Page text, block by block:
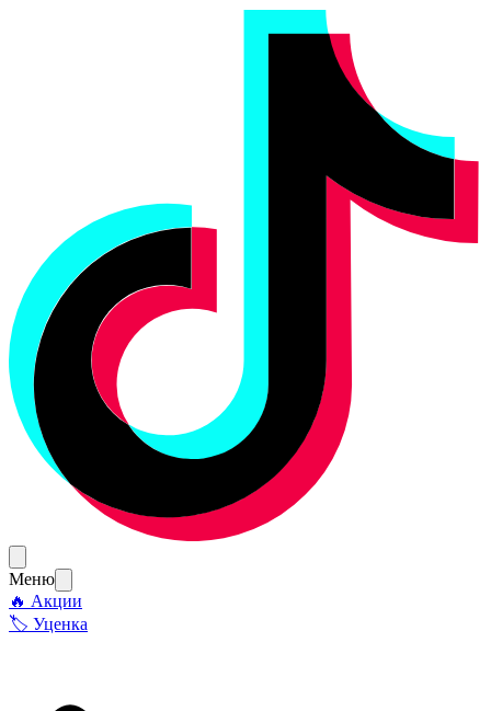
Меню
🔥 Акции
🏷 Уценка